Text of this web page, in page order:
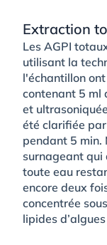
Extraction
Les AGPI
utilisant la
l'échantillon
contenant 5 ml
et
été clarifiée
pendant 5 min.
surnageant qui
toute eau
encore deux
concentrée
lipides